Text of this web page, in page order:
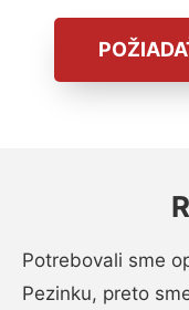
Potrebovali sme
Pezinku, preto